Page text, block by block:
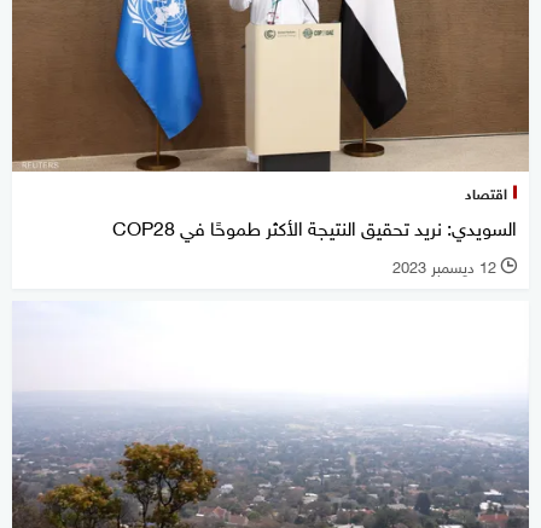
اقتصاد
السويدي: نريد تحقيق النتيجة الأكثر طموحًا في COP28
l 12 ديسمبر 2023